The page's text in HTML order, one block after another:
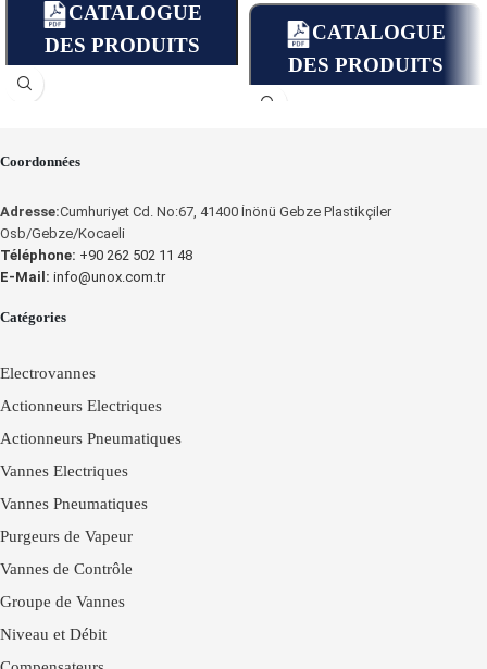
CATALOGUE
DES PRODUITS
CATALOGUE
DES PRODUITS
Coordonnées
Adresse:Cumhuriyet Cd. No:67, 41400 İnönü Gebze Plastikçiler
Osb/Gebze/Kocaeli
Téléphone: +90 262 502 11 48
E-Mail: info@unox.com.tr
Catégories
Electrovannes
Actionneurs Electriques
Actionneurs Pneumatiques
Vannes Electriques
Vannes Pneumatiques
Purgeurs de Vapeur
Vannes de Contrôle
Groupe de Vannes
Niveau et Débit